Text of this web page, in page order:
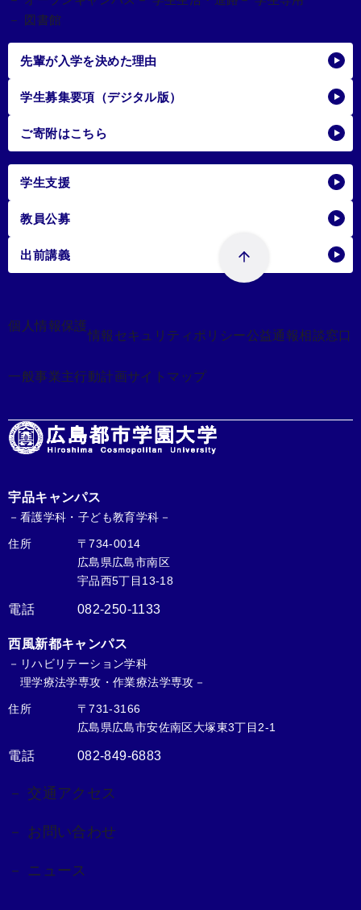
宇品キャンパス
－看護学科・子ども教育学科－
住所
〒734-0014
広島県広島市南区
宇品西5丁目13-18
電話 082-250-1133
西風新都キャンパス
－リハビリテーション学科
理学療法学専攻・作業療法学専攻－
住所
〒731-3166
広島県広島市安佐南区大塚東3丁目2-1
電話 082-849-6883
－ 交通アクセス
－ お問い合わせ
－ ニュース
－ 図書館
先輩が入学を決めた理由
学生募集要項（デジタル版）
ご寄附はこちら
学生支援
教員公募
出前講義
個人情報保護
情報セキュリティポリシー公益通報相談窓口
一般事業主行動計画サイトマップ